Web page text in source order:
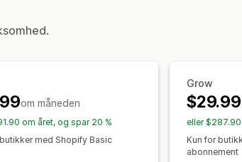
Redigeringsværktøj
Valutakonvertering
Udløsere og regler
A/B-test
Sampak
Anbefalinger med
om måneden
om året, og spar 20 %
med Shopify Basic
Grow
$29.99
eller
Kun for
abonnement